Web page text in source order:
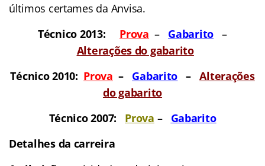
últimos certames da Anvisa.
Técnico 2013:
Prova – Gabarito –
Alterações do gabarito
Técnico 2010: Prova – Gabarito –Alterações
do gabarito
Técnico 2007:
Prova – Gabarito
Detalhes da carreira